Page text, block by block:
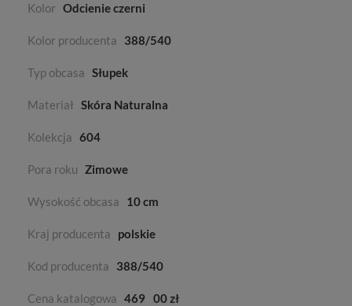
Kolor Odcienie czerni
Kolor producenta 388/540
Typ obcasa Słupek
Materiał Skóra Naturalna
Kolekcja 604
Pora roku Zimowe
Wysokość obcasa 10 cm
Kraj producenta polskie
Kod producenta 388/540
Cena katalogowa 469 00 zł